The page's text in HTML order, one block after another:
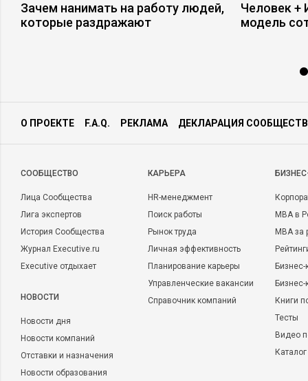
Зачем нанимать на работу людей,
которые раздражают
Человек +
модель
О ПРОЕКТЕ F.A.Q. РЕКЛАМА ДЕКЛАРАЦИЯ
CООБЩЕСТВО
Лица Сообщества
Лига экспертов
История Сообщества
Журнал Executive.ru
Executive отдыхает
НОВОСТИ
Новости дня
Новости компаний
Отставки и назначения
Новости образования
КАРЬЕРА
HR-менеджмент
Поиск работы
Рынок труда
Личная эффективность
Планирование карьеры
Управленческие вакансии
Справочник компаний
MBA в
MBA
Бизнес-
Книги
Тесты
Видео